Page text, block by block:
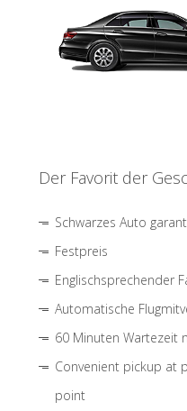
Der Favorit der
Schwarzes Auto
Festpreis
Englischsprechender
Automatische
60 Minuten Wartezeit
Convenient pickup at
point